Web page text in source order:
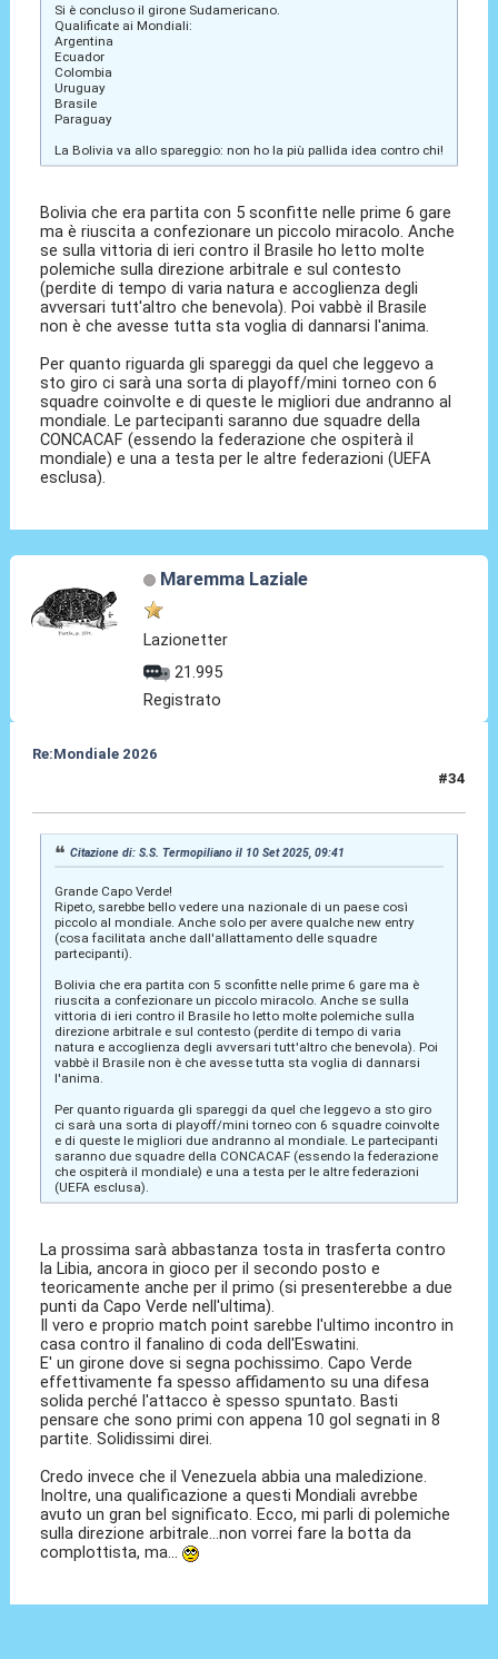
Si è concluso il girone Sudamericano.
Qualificate ai Mondiali:
Argentina
Ecuador
Colombia
Uruguay
Brasile
Paraguay
La Bolivia va allo spareggio: non ho la più pallida idea contro chi!
Bolivia che era partita con 5 sconfitte nelle prime 6 gare
ma è riuscita a confezionare un piccolo miracolo. Anche
se sulla vittoria di ieri contro il Brasile ho letto molte
polemiche sulla direzione arbitrale e sul contesto
(perdite di tempo di varia natura e accoglienza degli
avversari tutt'altro che benevola). Poi vabbè il Brasile
non è che avesse tutta sta voglia di dannarsi l'anima.
Per quanto riguarda gli spareggi da quel che leggevo a
sto giro ci sarà una sorta di playoff/mini torneo con 6
squadre coinvolte e di queste le migliori due andranno al
mondiale. Le partecipanti saranno due squadre della
CONCACAF (essendo la federazione che ospiterà il
mondiale) e una a testa per le altre federazioni (UEFA
esclusa).
Maremma Laziale
Lazionetter
21.995
Registrato
Re:Mondiale 2026
#34
Citazione di: S.S. Termopiliano il 10 Set 2025, 09:41
Grande Capo Verde!
Ripeto, sarebbe bello vedere una nazionale di un paese così
piccolo al mondiale. Anche solo per avere qualche new entry
(cosa facilitata anche dall'allattamento delle squadre
partecipanti).
Bolivia che era partita con 5 sconfitte nelle prime 6 gare ma è
riuscita a confezionare un piccolo miracolo. Anche se sulla
vittoria di ieri contro il Brasile ho letto molte polemiche sulla
direzione arbitrale e sul contesto (perdite di tempo di varia
natura e accoglienza degli avversari tutt'altro che benevola). Poi
vabbè il Brasile non è che avesse tutta sta voglia di dannarsi
l'anima.
Per quanto riguarda gli spareggi da quel che leggevo a sto giro
ci sarà una sorta di playoff/mini torneo con 6 squadre coinvolte
e di queste le migliori due andranno al mondiale. Le partecipanti
saranno due squadre della CONCACAF (essendo la federazione
che ospiterà il mondiale) e una a testa per le altre federazioni
(UEFA esclusa).
La prossima sarà abbastanza tosta in trasferta contro
la Libia, ancora in gioco per il secondo posto e
teoricamente anche per il primo (si presenterebbe a due
punti da Capo Verde nell'ultima).
Il vero e proprio match point sarebbe l'ultimo incontro in
casa contro il fanalino di coda dell'Eswatini.
E' un girone dove si segna pochissimo. Capo Verde
effettivamente fa spesso affidamento su una difesa
solida perché l'attacco è spesso spuntato. Basti
pensare che sono primi con appena 10 gol segnati in 8
partite. Solidissimi direi.
Credo invece che il Venezuela abbia una maledizione.
Inoltre, una qualificazione a questi Mondiali avrebbe
avuto un gran bel significato. Ecco, mi parli di polemiche
sulla direzione arbitrale...non vorrei fare la botta da
complottista, ma...